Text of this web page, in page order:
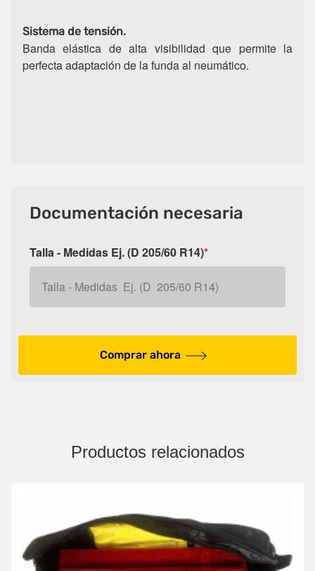
Sistema de tensión.
Banda elástica de alta visibilidad que permite la
perfecta adaptación de la funda al neumático.
Documentación necesaria
Talla - Medidas Ej. (D 205/60 R14)*
Comprar ahora
Productos relacionados